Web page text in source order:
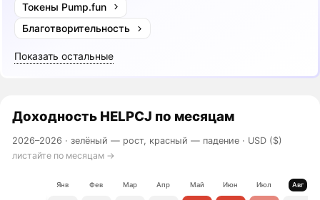
Токены Pump.fun
Благотворительность
Показать остальные
Доходность HELPCJ по месяцам
2026–2026 ·зелёный — рост, красный — падение · USD ($)
листайте по месяцам →
Янв Фев Мар Апр Май Июн Июл Авг